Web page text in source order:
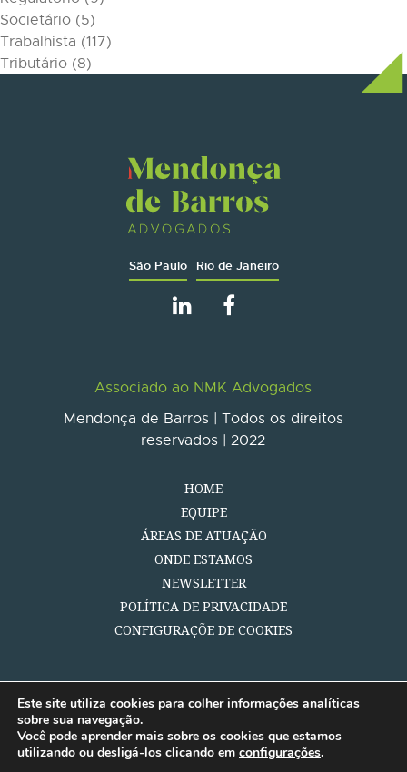
Societário (5)
Trabalhista (117)
Tributário (8)
São Paulo Rio de Janeiro
Associado ao NMK Advogados
Mendonça de Barros | Todos os direitos
reservados | 2022
HOME
EQUIPE
ÁREAS DE ATUAÇÃO
ONDE ESTAMOS
NEWSLETTER
POLÍTICA DE PRIVACIDADE
CONFIGURAÇÕE DE COOKIES
Este site utiliza cookies para colher informações analíticas
sobre sua navegação.
Você pode aprender mais sobre os cookies que estamos
utilizando ou desligá-los clicando em configurações.